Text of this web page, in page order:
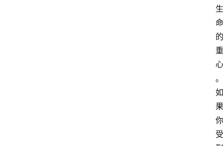
生
命
的
重
心
。
如
果
你
受